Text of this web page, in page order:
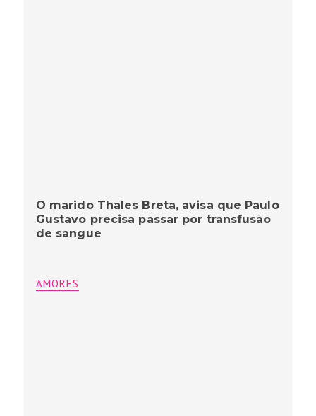
O marido Thales Breta, avisa que Paulo
Gustavo precisa passar por transfusão
de sangue
AMORES